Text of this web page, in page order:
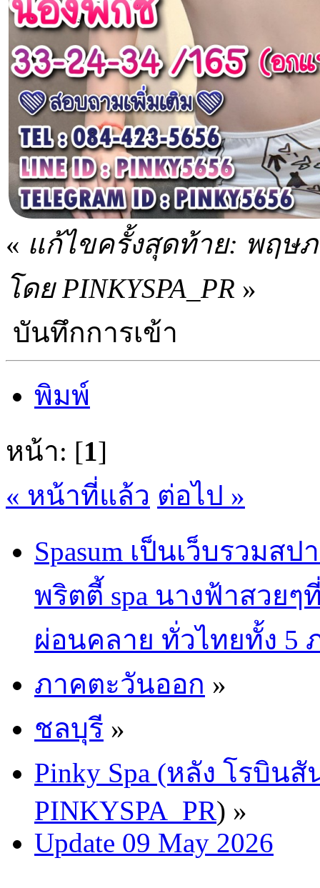
« แก้ไขครั้งสุดท้าย: พฤษภ
โดย PINKYSPA_PR »
บันทึกการเข้า
พิมพ์
หน้า: [1]
« หน้าที่แล้ว ต่อไป »
Spasum เป็นเว็บรวม
พริตตี้ spa นางฟ้าสวย
ผ่อนคลาย ทั่วไทยทั้ง 5
ภาคตะวันออก »
ชลบุรี »
Pinky Spa (หลัง โรบิน
PINKYSPA_PR) »
Update 09 May 2026